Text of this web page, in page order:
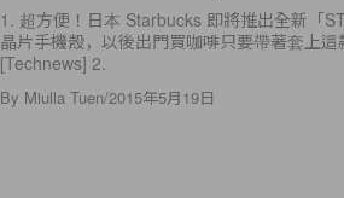
1. 超方便！日本 Starbucks 即將推出全新「
晶片手機殼，以後出門買咖啡只要帶著套上這
[Technews] 2.
By Miulla Tuen/2015年5月19日